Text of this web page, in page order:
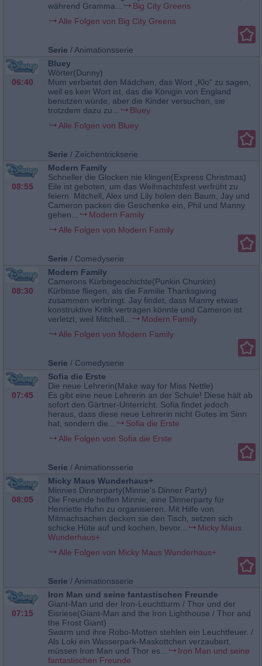
während Gramma...
Big City Greens
Alle Folgen von Big City Greens
Serie /Animationsserie
06:40
Bluey
Wörter(Dunny)
Mum verbietet den Mädchen, das Wort „Klo“ zu sagen,
weil es kein Wort ist, das die Königin von England
benutzen würde, aber die Kinder versuchen, sie
trotzdem dazu zu...
Bluey
Alle Folgen von Bluey
Serie / Zeichentrickserie
08:55
Modern Family
Schneller die Glocken nie klingen(Express Christmas)
Eile ist geboten, um das Weihnachtsfest verfrüht zu
feiern. Mitchell, Alex und Lily holen den Baum, Jay und
Cameron packen die Geschenke ein, Phil und Manny
gehen...
Modern Family
Alle Folgen von Modern Family
Serie / Comedyserie
08:30
Modern Family
Camerons Kürbisgeschichte(Punkin Chunkin)
Kürbisse fliegen, als die Familie Thanksgiving
zusammen verbringt. Jay findet, dass Manny etwas
konstruktive Kritik vertragen könnte und Cameron ist
verletzt, weil Mitchell...
Modern Family
Alle Folgen von Modern Family
Serie / Comedyserie
07:45
Sofia die Erste
Die neue Lehrerin(Make way for Miss Nettle)
Es gibt eine neue Lehrerin an der Schule! Diese hält ab
sofort den Gärtner-Unterricht. Sofia findet jedoch
heraus, dass diese neue Lehrerin nicht Gutes im Sinn
hat, sondern die...
Sofia die Erste
Alle Folgen von Sofia die Erste
Serie /Animationsserie
08:05
Micky Maus Wunderhaus+
Minnies Dinnerparty(Minnie‘s Dinner Party)
Die Freunde helfen Minnie, eine Dinnerparty für
Henriette Huhn zu organisieren. Mit Hilfe von
Mitmachsachen decken sie den Tisch, setzen sich
schicke Hüte auf und kochen, bevor...
Micky Maus
Wunderhaus+
Alle Folgen von Micky Maus Wunderhaus+
Serie /Animationsserie
07:15
Iron Man und seine fantastischen Freunde
Giant-Man und der Iron-Leuchtturm / Thor und der
Eisriese(Giant-Man and the Iron Lighthouse / Thor and
the Frost Giant)
Swarm und ihre Robo-Motten stehlen ein Leuchtfeuer. /
Als Loki ein Wasserpark-Maskottchen verzaubert,
müssen Iron Man und Thor es...
Iron Man und seine
fantastischen Freunde